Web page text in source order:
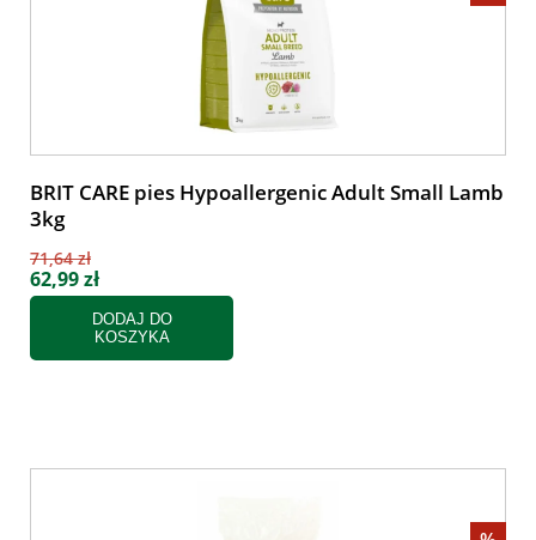
BRIT CARE pies Hypoallergenic Adult Small Lamb
3kg
71,64 zł
62,99 zł
DODAJ DO
KOSZYKA